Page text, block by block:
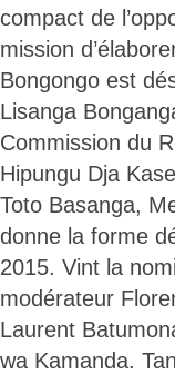
compact de
mission
Bongongo est
Lisanga
Commission du
Hipungu Dja
Toto Basanga,
donne la forme
2015. Vint la
modérateur
Laurent
wa Kamanda.